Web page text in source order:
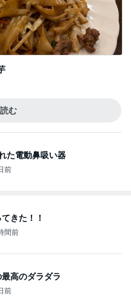
む
た電動鼻吸い器
前
きた！！
間前
高のダラダラ
前